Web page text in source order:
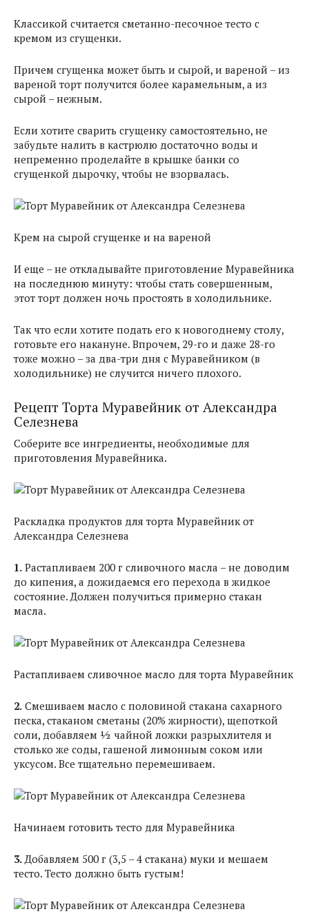
Классикой считается сметанно-песочное тесто с
кремом из сгущенки.
Причем сгущенка может быть и сырой, и вареной – из
вареной торт получится более карамельным, а из
сырой – нежным.
Если хотите сварить сгущенку самостоятельно, не
забудьте налить в кастрюлю достаточно воды и
непременно проделайте в крышке банки со
сгущенкой дырочку, чтобы не взорвалась.
Крем на сырой сгущенке и на вареной
И еще – не откладывайте приготовление Муравейника
на последнюю минуту: чтобы стать совершенным,
этот торт должен ночь простоять в холодильнике.
Так что если хотите подать его к новогоднему столу,
готовьте его накануне. Впрочем, 29-го и даже 28-го
тоже можно – за два-три дня с Муравейником (в
холодильнике) не случится ничего плохого.
Рецепт Торта Муравейник от Александра
Селезнева
Соберите все ингредиенты, необходимые для
приготовления Муравейника.
Раскладка продуктов для торта Муравейник от
Александра Селезнева
1. Растапливаем 200 г сливочного масла – не доводим
до кипения, а дожидаемся его перехода в жидкое
состояние. Должен получиться примерно стакан
масла.
Растапливаем сливочное масло для торта Муравейник
2. Смешиваем масло с половиной стакана сахарного
песка, стаканом сметаны (20% жирности), щепоткой
соли, добавляем ½ чайной ложки разрыхлителя и
столько же соды, гашеной лимонным соком или
уксусом. Все тщательно перемешиваем.
Начинаем готовить тесто для Муравейника
3.Добавляем 500 г (3,5 – 4 стакана) муки и мешаем
тесто. Тесто должно быть густым!